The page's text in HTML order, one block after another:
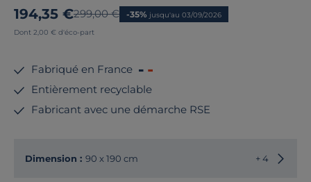
Nouveau prix
194,35 €Ancien prix
299,00 € -35% jusqu'au 03/09/2026
Dont 2,00 € d'éco-part
Fabriqué en France
Entièrement recyclable
Fabricant avec une démarche RSE
Dimension : 90 x 190 cm + 4